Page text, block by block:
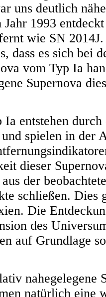
uns deutlich
1993
wie SN
dass es sich bei
vom Typ Ia
Supernova
Ia entstehen
spielen in der
dieser
der
schließen. Dies
Die
des
auf Grundlage
nahegelegene
natürlich eine